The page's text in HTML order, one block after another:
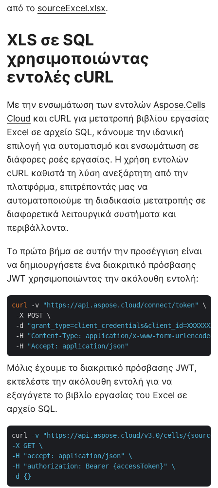
από το sourceExcel.xlsx.
XLS σε SQL
χρησιμοποιώντας
εντολές cURL
Με την ενσωμάτωση των εντολών Aspose.Cells
Cloud και cURL για μετατροπή βιβλίου εργασίας
Excel σε αρχείο SQL, κάνουμε την ιδανική
επιλογή για αυτοματισμό και ενσωμάτωση σε
διάφορες ροές εργασίας. Η χρήση εντολών
cURL καθιστά τη λύση ανεξάρτητη από την
πλατφόρμα, επιτρέποντάς μας να
αυτοματοποιούμε τη διαδικασία μετατροπής σε
διαφορετικά λειτουργικά συστήματα και
περιβάλλοντα.
Το πρώτο βήμα σε αυτήν την προσέγγιση είναι
να δημιουργήσετε ένα διακριτικό πρόσβασης
JWT χρησιμοποιώντας την ακόλουθη εντολή:
curl -v "https://api.aspose.cloud/connect/token"
\
-X POST \
-d
"grant_type=client_credentials&client_id=XXXXXXX-
-H
"Content-Type: application/x-www-form-urlencoded"
-H
"Accept: application/json"
Μόλις έχουμε το διακριτικό πρόσβασης JWT,
εκτελέστε την ακόλουθη εντολή για να
εξαγάγετε το βιβλίο εργασίας του Excel σε
αρχείο SQL.
curl
-v "https://api.aspose.cloud/v3.0/cells/
-X GET \
-H "accept: application/json" \
-H "authorization: Bearer {accessToken}" \
-d {}